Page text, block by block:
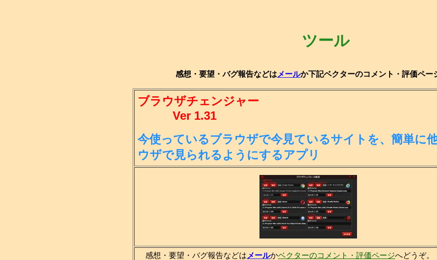
ツール
感想・要望・バグ報告などは メールか下記ベクターのコメント・評価ペー
ブラウザチェンジャー
Ver 1.31
今使っているブラウザで今見ているサイトを、簡単に
ウザで見られるようにするアプリ
感想・要望・バグ報告などは メールかベクターのコメント・評価ページへどうぞ。